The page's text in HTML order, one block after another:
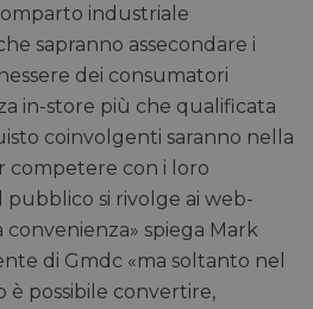
industriale
sapranno assecondare i
dei consumatori
in-store più che qualificata
coinvolgenti saranno nella
competere con i loro
si rivolge ai web-
spiega Mark
di Gmdc «ma soltanto nel
è possibile convertire,